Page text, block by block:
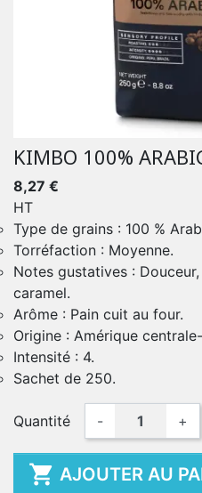
KIMBO 100%
8,27 €
HT
Type de grains : 100 %
Torréfaction : Moyenne.
Notes gustatives :
caramel.
Arôme : Pain cuit au four.
Origine : Amérique
Intensité : 4.
Sachet de 250.
Quantité - +
 AJOUTER AU